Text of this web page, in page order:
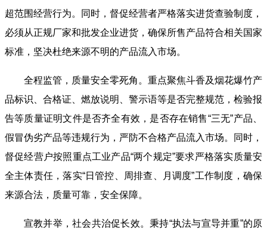
超范围经营行为。同时，督促经营者严格落实进货查验制度，
必须从正规厂家和批发企业进货，确保所售产品符合相关国家
标准，坚决杜绝来源不明的产品流入市场。
全程监管，质量安全零死角。重点聚焦斗香及烟花爆竹产
品标识、合格证、燃放说明、警示语等是否完整规范，检验报
告等质量证明文件是否齐全有效，是否存在销售“三无”产品、
假冒伪劣产品等违规行为，严防不合格产品流入市场。同时，
督促经营户按照重点工业产品“两个规定”要求严格落实质量安
全主体责任，落实“日管控、周排查、月调度”工作制度，确保
来源合法，质量可靠，安全保障。
宣教并举，社会共治促长效。秉持“执法与宣导并重”的原